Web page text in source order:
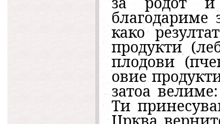
благодариме
како
продукти
плодови
овие
затоа
Ти